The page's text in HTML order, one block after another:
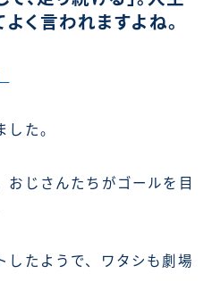
よく言われますよね。
た。
おじさんたちがゴールを目
したようで、ワタシも劇場